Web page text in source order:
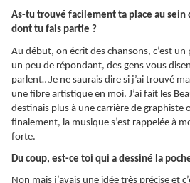
As-tu trouvé facilement ta place au sein
dont tu fais partie ?
Au début, on écrit des chansons, c’est un
un peu de répondant, des gens vous
parlent…Je ne saurais dire si j’ai trouvé
une fibre artistique en moi. J’ai fait les
destinais plus à une carrière de graphiste
finalement, la musique s’est rappelée à
forte.
Du coup, est-ce toi qui a dessiné la
Non mais j’avais une idée très précise et